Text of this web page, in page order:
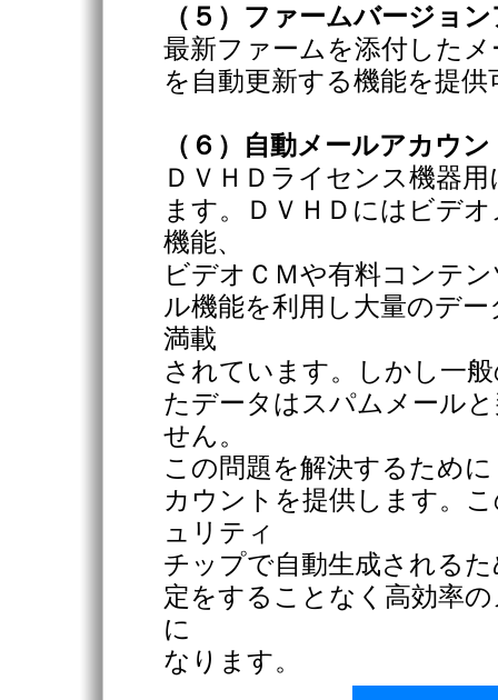
（５）ファームバージョ
最新ファームを添付した
を自動更新する機能を提供
（６）自動メールアカウ
ＤＶＨＤライセンス機器
ます。ＤＶＨＤにはビデ
機能、
ビデオＣＭや有料コンテ
ル機能を利用し大量のデ
満載
されています。しかし一
たデータはスパムメール
せん。
この問題を解決するため
カウントを提供します。
ュリティ
チップで自動生成される
定をすることなく高効率
に
なります。